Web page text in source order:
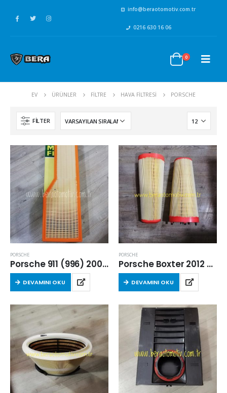
info@beraotomotiv.com.tr
0216 630 16 06
0
EV ÜRÜNLER FİLTRE HAVA FİLTRESİ PORSCHE
FILTER
PORSCHE
Porsche 911 (996) 2001-2005 Arası 3.6 Benzinli Hava Filtresi
DEVAMINI OKU
PORSCHE
Porsche Boxter 2012 Sonrası Hava Filtresi
DEVAMINI OKU